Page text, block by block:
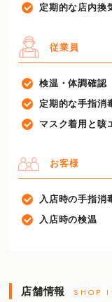
定期的な店内換
従業員
検温・体調確認
定期的な手指消
マスク着用と咳
お客様
入店時の手指消
入店時の検温
店舗情報 SHOP